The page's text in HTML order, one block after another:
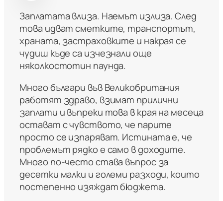
Заплатата влиза. Наемът излиза. След
това идват сметките, транспортът,
храната, застраховките и накрая се
чудиш къде са изчезнали още
няколкостотин паунда.
Много българи във Великобритания
работят здраво, взимат прилични
заплати и въпреки това в края на месеца
остават с чувството, че парите
просто се изпаряват. Истината е, че
проблемът рядко е само в доходите.
Много по-често става въпрос за
десетки малки и големи разходи, които
постепенно изяждат бюджета.